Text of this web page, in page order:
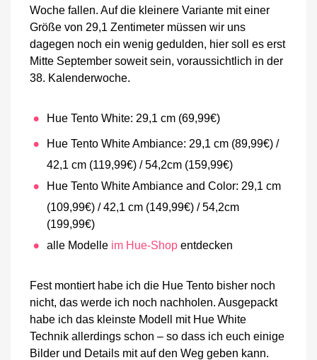
Woche fallen. Auf die kleinere Variante mit einer
Größe von 29,1 Zentimeter müssen wir uns
dagegen noch ein wenig gedulden, hier soll es erst
Mitte September soweit sein, voraussichtlich in der
38. Kalenderwoche.
Hue Tento White: 29,1 cm (69,99€)
Hue Tento White Ambiance: 29,1 cm (89,99€) /
42,1 cm (119,99€) / 54,2cm (159,99€)
Hue Tento White Ambiance and Color: 29,1 cm
(109,99€) / 42,1 cm (149,99€) / 54,2cm
(199,99€)
alle Modelle im Hue-Shop entdecken
Fest montiert habe ich die Hue Tento bisher noch
nicht, das werde ich noch nachholen. Ausgepackt
habe ich das kleinste Modell mit Hue White
Technik allerdings schon – so dass ich euch einige
Bilder und Details mit auf den Weg geben kann.